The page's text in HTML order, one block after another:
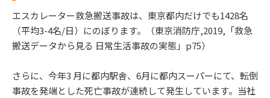
エスカレーター救急搬送事故は、東京都内だけでも1428名
（平均3-4名/⽇）にのぼります。（東京消防庁,2019,「救急
搬送データから⾒る ⽇常⽣活事故の実態」p75）
さらに、今年3 ⽉に都内駅舎、6⽉に都内スーパーにて、転倒
事故を発端とした死亡事故が連続して発⽣しています。当社